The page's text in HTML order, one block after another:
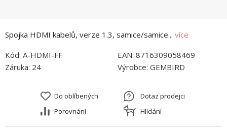
Spojka HDMI kabelů, verze 1.3, samice/samice... více
Kód: A-HDMI-FF EAN: 8716309058469
Záruka: 24 Výrobce: GEMBIRD
Do oblíbených
Porovnání
Dotaz prodejci
Hlídání